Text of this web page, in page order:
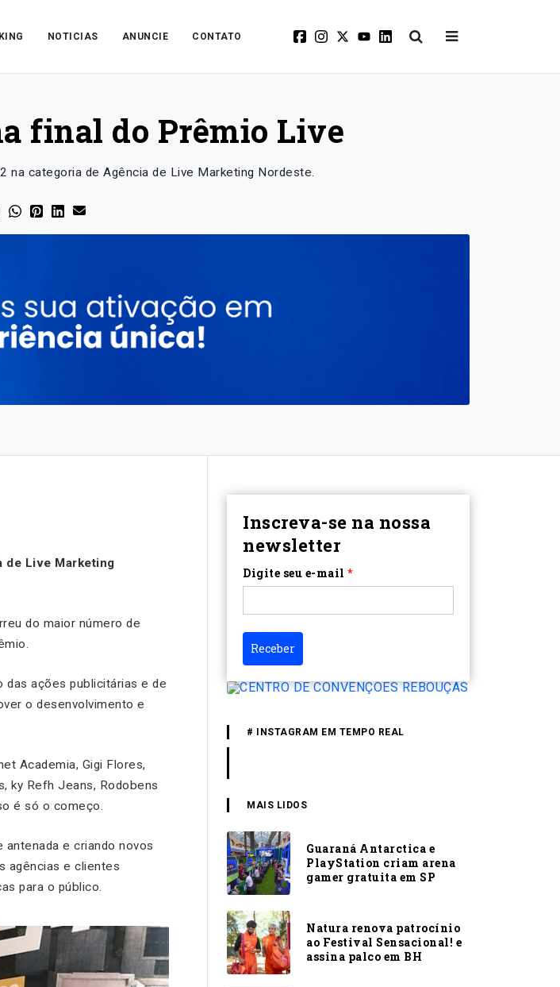
NOTICIAS ANUNCIE CONTATO
final do Prêmio Live
na categoria de Agência de Live Marketing Nordeste.
de Live Marketing
do maior número de
ações publicitárias e de
o desenvolvimento e
Academia, Gigi Flores,
ky Refh Jeans, Rodobens
é só o começo.
antenada e criando novos
agências e clientes
para o público.
Inscreva-se na nossa
newsletter
Digite seu e-mail *
Receber
# INSTAGRAM EM TEMPO REAL
MAIS LIDOS
Guaraná Antarctica e
PlayStation criam arena
gamer gratuita em SP
Natura renova patrocínio
ao Festival Sensacional! e
assina palco em BH